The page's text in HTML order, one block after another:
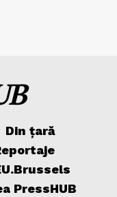
Din țară
PressHUB